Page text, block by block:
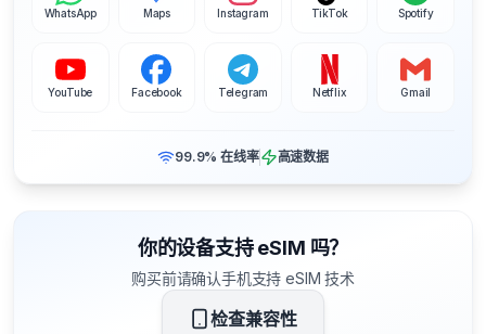
WhatsApp Maps Instagram TikTok Spotify
YouTube Facebook Telegram Netflix Gmail
99.9% 在线率 高速数据
你的设备支持 eSIM 吗？
购买前请确认手机支持 eSIM 技术
检查兼容性